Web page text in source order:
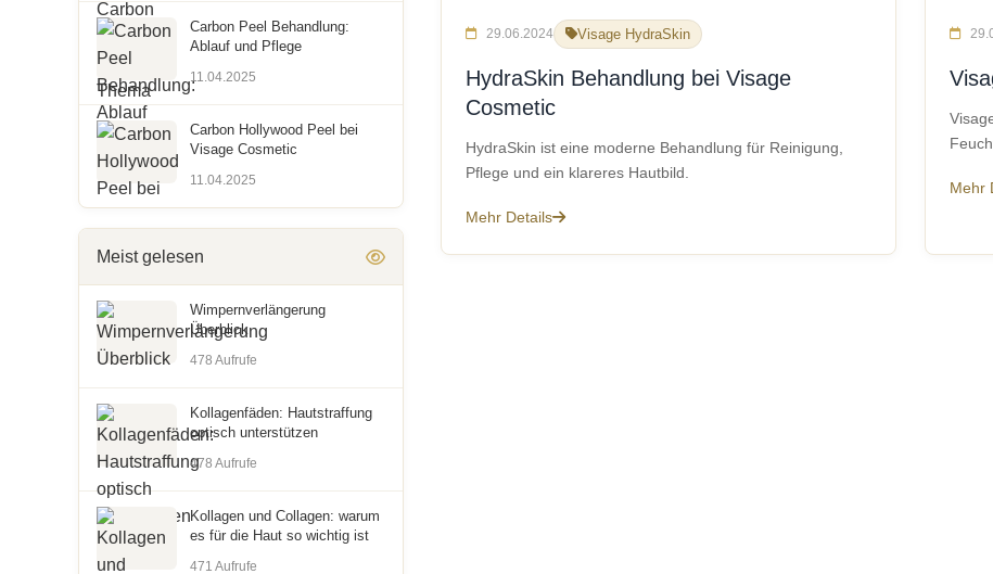
Carbon Peel Behandlung:
Ablauf und Pflege
11.04.2025
Carbon Hollywood Peel bei
Visage Cosmetic
11.04.2025
Meist gelesen
Wimpernverlängerung
Überblick
478 Aufrufe
Kollagenfäden: Hautstraffung
optisch unterstützen
478 Aufrufe
Kollagen und Collagen: warum
es für die Haut so wichtig ist
471 Aufrufe
29.06.2024 Visage HydraSkin
HydraSkin Behandlung bei Visage
Cosmetic
HydraSkin ist eine moderne Behandlung für Reinigung,
Pflege und ein klareres Hautbild.
Mehr Details
Mehr